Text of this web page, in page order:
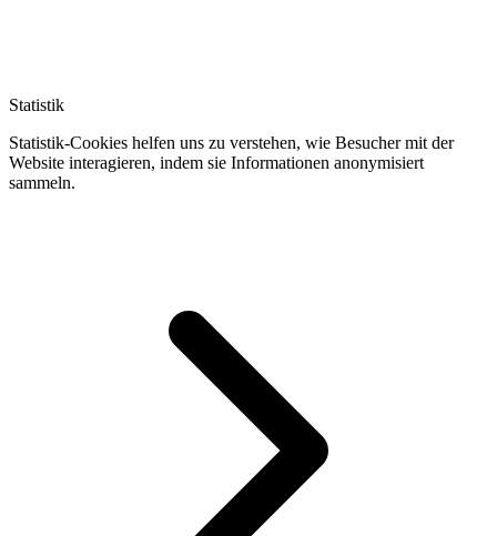
Statistik
Statistik-Cookies helfen uns zu verstehen, wie Besucher mit der
Website interagieren, indem sie Informationen anonymisiert
sammeln.